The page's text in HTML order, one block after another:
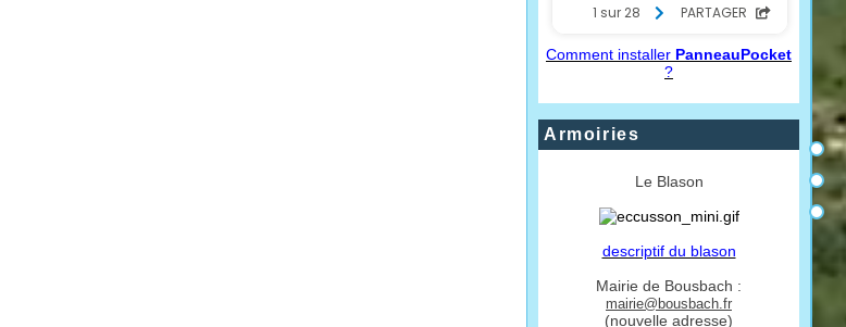
Comment installer PanneauPocket
?
Armoiries
Le Blason
descriptif du blason
Mairie de Bousbach :
mairie@bousbach.fr
(nouvelle adresse)